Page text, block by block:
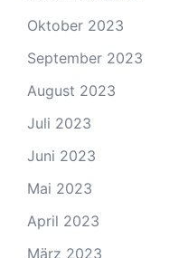
Oktober 2023
September 2023
August 2023
Juli 2023
Juni 2023
Mai 2023
April 2023
März 2023